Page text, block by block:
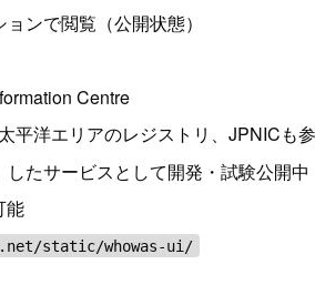
ンで閲覧（公開状態）
Centre
平洋エリアのレジストリ、JPNICも
たサービスとして開発・試験公開中
能
static/whowas-ui/